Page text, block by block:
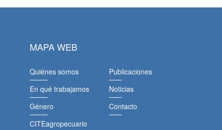
MAPA WEB
Quiénes somos
En qué trabajamos
Género
CITEagropecuario
Publicaciones
Noticias
Contacto